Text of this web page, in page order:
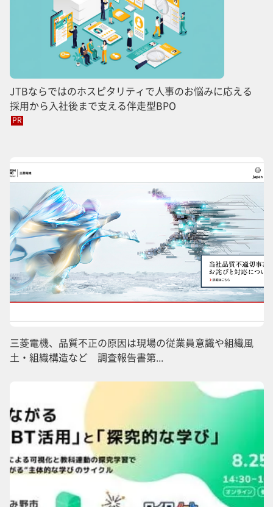
JTBならではのホスピタリティで人事のお悩みに応える
採用から入社後まで支える伴走型BPO
PR
三菱電機、品質不正の原因は現場の従業員意識や組織風
土・組織構造など 調査報告書第...